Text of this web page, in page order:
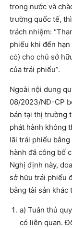
trong nước và
trường quốc tế,
trách nhiệm:
phiếu khi đến
có) cho chủ sở
của trái phiếu”.
Ngoài nội dung
08/2023/NĐ-CP
bán tại thị trường
phát hành không
lãi trái phiếu
hành đã công bố
Nghị định này,
sở hữu trái phiếu
bằng tài sản khác
a) Tuân thủ
có liên quan.